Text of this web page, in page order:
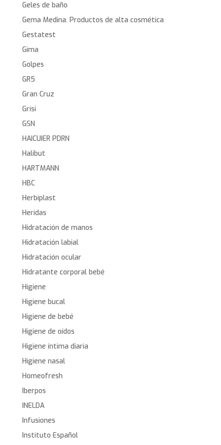
Geles de baño
Gema Medina. Productos de alta cosmética
Gestatest
Gima
Golpes
GR5
Gran Cruz
Grisi
GSN
HAICUIER PDRN
Halibut
HARTMANN
HBC
Herbiplast
Heridas
Hidratación de manos
Hidratación labial
Hidratación ocular
Hidratante corporal bebé
Higiene
Higiene bucal
Higiene de bebé
Higiene de oídos
Higiene íntima diaria
Higiene nasal
Homeofresh
Iberpos
INELDA
Infusiones
Instituto Español